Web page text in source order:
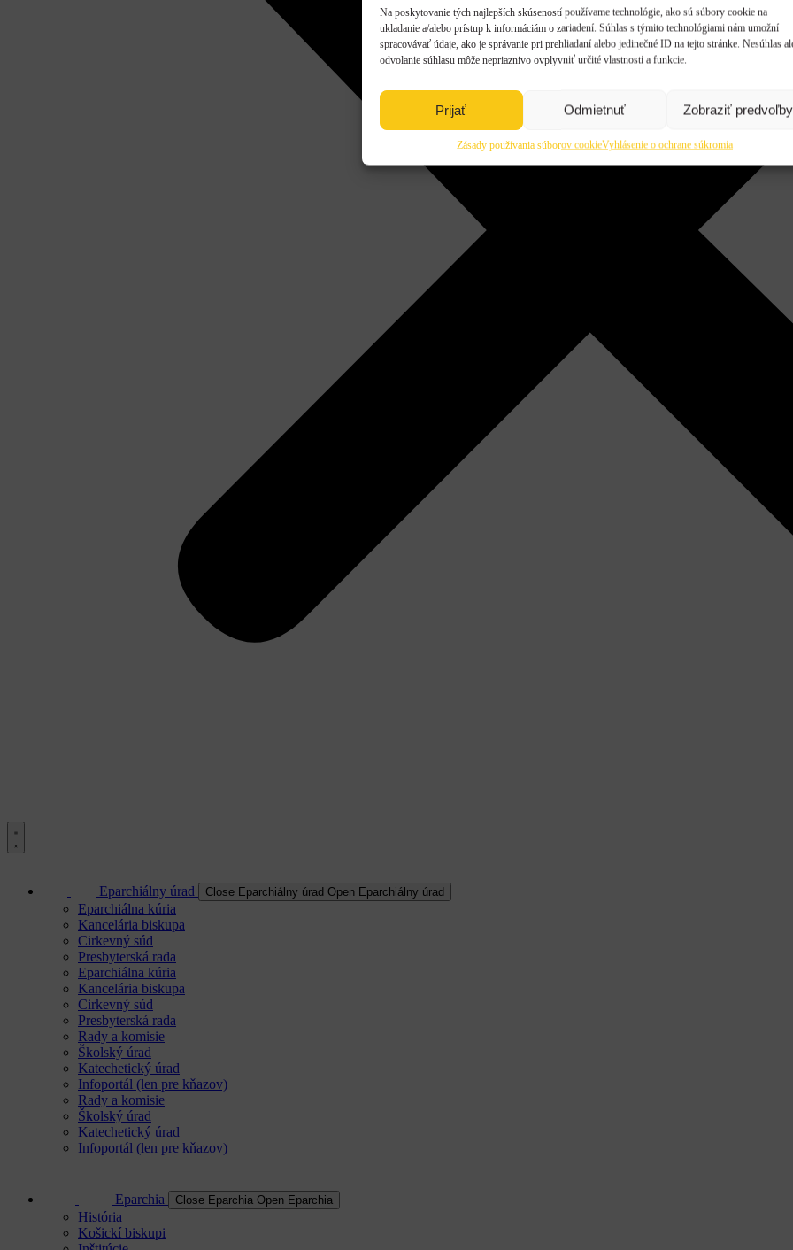
Na poskytovanie tých najlepších skúseností používame technológie, ako sú súbory cookie na
ukladanie a/alebo prístup k informáciám o zariadení. Súhlas s týmito technológiami nám umožní
spracovávať údaje, ako je správanie pri prehliadaní alebo jedinečné ID na tejto stránke. Nesúhlas
odvolanie súhlasu môže nepriaznivo ovplyvniť určité vlastnosti a funkcie.
Prijať Odmietnuť Zobraziť predvoľby
Zásady používania súborov cookieVyhlásenie o ochrane súkromia
Eparchiálny úrad Close Eparchiálny úrad Open Eparchiálny úrad
Eparchiálna kúria
Kancelária biskupa
Cirkevný súd
Presbyterská rada
Eparchiálna kúria
Kancelária biskupa
Cirkevný súd
Presbyterská rada
Rady a komisie
Školský úrad
Katechetický úrad
Infoportál (len pre kňazov)
Rady a komisie
Školský úrad
Katechetický úrad
Infoportál (len pre kňazov)
Eparchia Close Eparchia Open Eparchia
História
Košickí biskupi